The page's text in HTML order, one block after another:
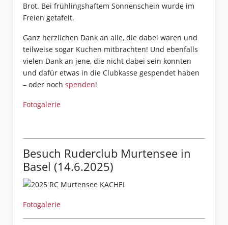
Brot. Bei frühlingshaftem Sonnenschein wurde im
Freien getafelt.
Ganz herzlichen Dank an alle, die dabei waren und
teilweise sogar Kuchen mitbrachten! Und ebenfalls
vielen Dank an jene, die nicht dabei sein konnten
und dafür etwas in die Clubkasse gespendet haben
– oder nochspenden!
Fotogalerie
Besuch Ruderclub Murtensee in
Basel (14.6.2025)
Fotogalerie